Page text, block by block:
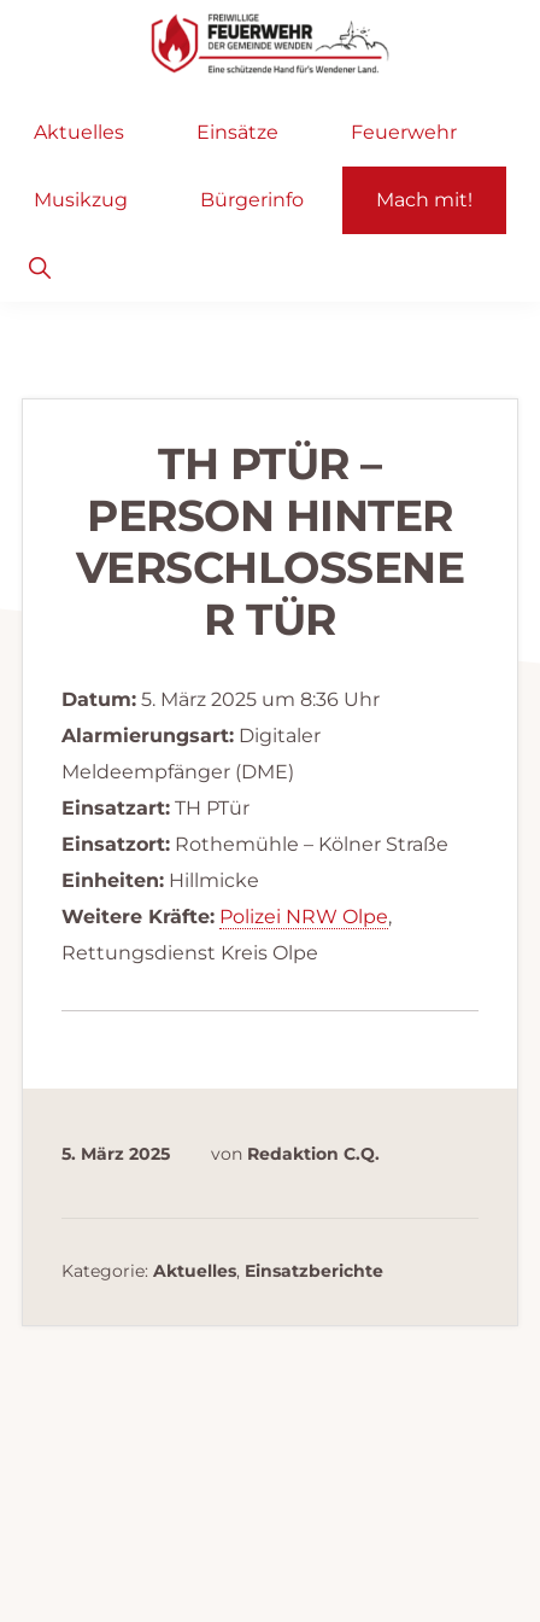
Hauptnavigation
Feuerwehr
helfen
selbstverständlich!
Aktuelles Einsätze Feuerwehr
Musikzug Bürgerinfo Mach mit!
Show
Search
TH PTÜR –
PERSON HINTER
VERSCHLOSSENE
R TÜR
Datum:5. März 2025 um 8:36 Uhr
Alarmierungsart:Digitaler
Meldeempfänger (DME)
Einsatzart:TH PTür
Einsatzort:Rothemühle – Kölner Straße
Einheiten:Hillmicke
Weitere Kräfte: Polizei NRW Olpe,
Rettungsdienst Kreis Olpe
5. März 2025 von Redaktion C.Q.
Kategorie: Aktuelles, Einsatzberichte